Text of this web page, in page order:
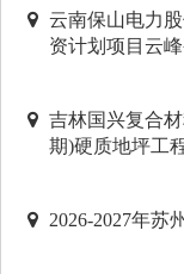
云南保山电力
资计划项目云
吉林国兴复合
期)硬质地坪工
2026-2027年苏